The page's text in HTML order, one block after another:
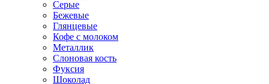
Серые
Бежевые
Глянцевые
Кофе с молоком
Металлик
Слоновая кость
Фуксия
Шоколад